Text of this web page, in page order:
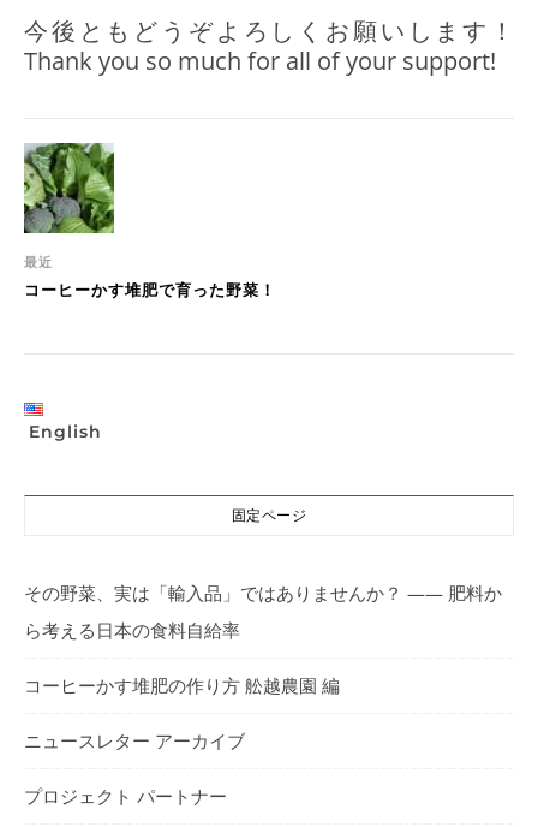
今後ともどうぞよろしくお願いします！
Thank you so much for all of your support!
最近
コーヒーかす堆肥で育った野菜！
English
固定ページ
その野菜、実は「輸入品」ではありませんか？ —— 肥料か
ら考える日本の食料自給率
コーヒーかす堆肥の作り方 舩越農園 編
ニュースレター アーカイブ
プロジェクト パートナー